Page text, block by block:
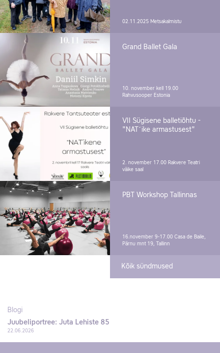
02.11.2025 Metsakalmistu
Grand Ballet Gala
10. november kell 19.00
Rahvusooper Estonia
VII Sügisene balletiõhtu -
"NAT´ike armastusest"
2. november 17.00 Rakvere Teatri
väike saal
PBT Workshop Tallinnas
16.november 9-17.00 Casa de Baile,
Pärnu mnt 19, Tallinn
Kõik sündmused
Blogi
Juubeliportree: Juta Lehiste 85
22.06.2026